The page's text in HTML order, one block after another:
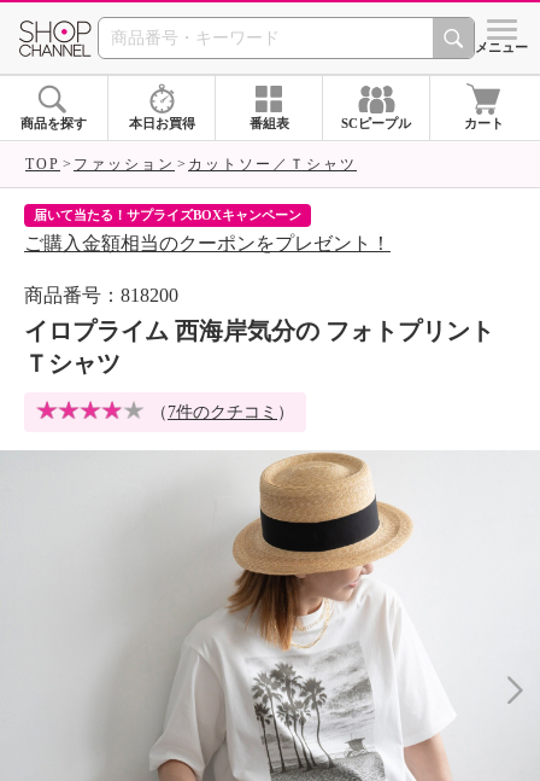
SHOP CHANNEL シメニュー
商品を探す 本日お買得 番組表 SCピープル カート
TOP ファッション カットソー／Ｔシャツ
届いて当たる！サプライズBOXキャンペーン
ご購入金額相当のクーポンをプレゼント！
商品番号：818200
イロプライム 西海岸気分の フォトプリント
Ｔシャツ
（ 7件のクチコミ ）